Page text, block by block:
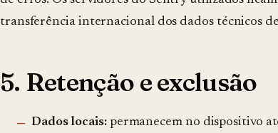
transferência internacional dos dados técnicos
5. Retenção e exclusão
Dados locais:permanecem no dispositivo